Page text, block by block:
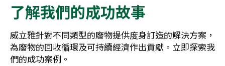
了解我們的成功故事
威立雅針對不同類型的廢物提供度身訂造的解決方案，
為廢物的回收循環及可持續經濟作出貢獻。立即探索我
們的成功案例。